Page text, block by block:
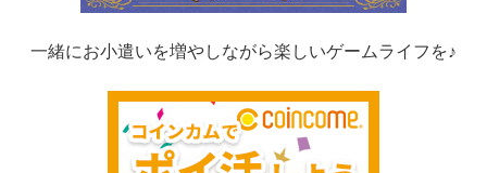
一緒にお小遣いを増やしながら楽しいゲームライフを♪